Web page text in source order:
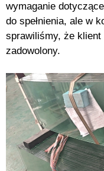
wymaganie
do spełnienia, ale w
sprawiliśmy, że klient
zadowolony.